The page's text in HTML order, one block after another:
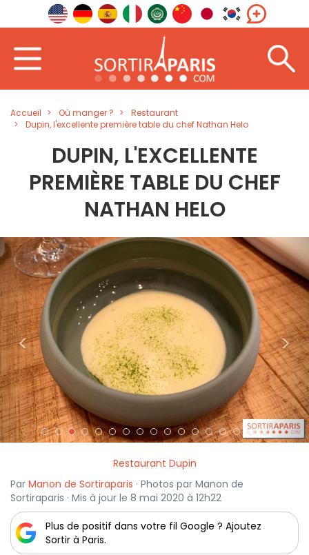
Accueil Où manger ?
Restaurant
Dupin, l'excellente première table du chef Nathan Helo
DUPIN, L'EXCELLENTE
PREMIÈRE TABLE DU CHEF
NATHAN HELO
< >
Restaurant Dupin
Par Manon de Sortiraparis · Photos par Manon de
Sortiraparis · Mis à jour le 8 mai 2020 à 12h22
Plus de positif dans votre fil Google ? Ajoutez
Sortir à Paris.